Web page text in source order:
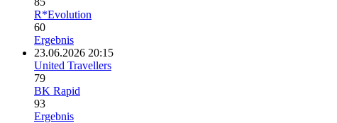
R*Evolution
60
Ergebnis
23.06.2026 20:15
United Travellers
79
BK Rapid
93
Ergebnis